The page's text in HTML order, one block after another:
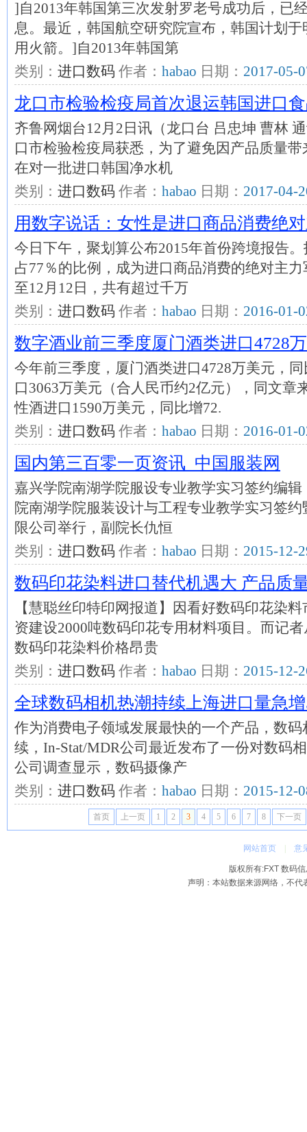
]自2013年韩国第三次发射罗老号成功后，已
息。最近，韩国航空研究院宣布，韩国计划
用火箭。]自2013年韩国第
类别： 进口数码 作者： habao 日期： 2017-05-
龙口市检验检疫局首次退运韩国进口
齐鲁网烟台12月2日讯（龙口台 吕忠坤 曹林
口市检验检疫局获悉，为了避免因产品质量
在对一批进口韩国净水机
类别： 进口数码 作者： habao 日期： 2017-04-
用数字说话：女性是进口商品消费绝
今日下午，聚划算公布2015年首份跨境报告
占77％的比例，成为进口商品消费的绝对主
至12月12日，共有超过千万
类别： 进口数码 作者： habao 日期： 2016-01-
数字酒业前三季度厦门酒类进口4728
今年前三季度，厦门酒类进口4728万美元，
口3063万美元（合人民币约2亿元），同文章
性酒进口1590万美元，同比增72.
类别： 进口数码 作者： habao 日期： 2016-01-
国内第三百零一页资讯_中国服装网
嘉兴学院南湖学院服设专业教学实习签约编
院南湖学院服装设计与工程专业教学实习签
限公司举行，副院长仇恒
类别： 进口数码 作者： habao 日期： 2015-12-
数码印花染料进口替代机遇大 产品质
【慧聪丝印特印网报道】因看好数码印花染
资建设2000吨数码印花专用材料项目。而记
数码印花染料价格昂贵
类别： 进口数码 作者： habao 日期： 2015-12-
全球数码相机热潮持续上海进口量急
作为消费电子领域发展最快的一个产品，数
续，In-Stat/MDR公司最近发布了一份对数码
公司调查显示，数码摄像产
类别： 进口数码 作者： habao 日期： 2015-12-
首页 上一页 1 2 3 4 5 6 7 8 下一页
网站首页| 意
版权所有:FXT 数码
声明：本站数据来源网络，不代